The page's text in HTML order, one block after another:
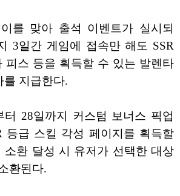
를 맞아 출석 이벤트가 실시되
3일간 게임에 접속만 해도 SSR
피스 등을 획득할 수 있는 발렌타
를 지급한다.
터 28일까지 커스텀 보너스 픽업
등급 스킬 각성 페이지를 획득할
소환 달성 시 유저가 선택한 대상
환된다.